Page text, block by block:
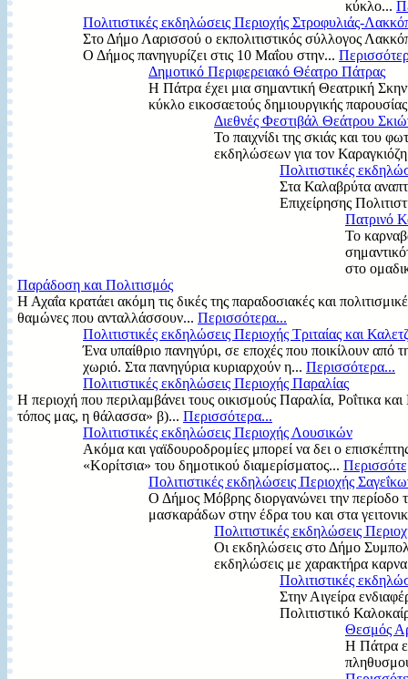
κύκλο...
Πολιτιστικές εκδηλώσεις Περιοχής Στροφυλιάς-
Στο Δήμο Λαρισσού ο εκπολιτιστικός σύλλογος
Ο Δήμος πανηγυρίζει στις 10 Μαΐου στην...
Δημοτικό Περιφερειακό Θέατρο Πάτρας
Η Πάτρα έχει μια σημαντική Θεατρική
κύκλο εικοσαετούς δημιουργικής
Διεθνές Φεστιβάλ Θεάτρου
Το παιχνίδι της σκιάς και του
εκδηλώσεων για τον
Πολιτιστικές
Στα Καλαβρύτα
Επιχείρησης
Πατρινό
Το
στο
Παράδοση και Πολιτισμός
Η Αχαΐα κρατάει ακόμη τις δικές της παραδοσιακές και
θαμώνες που ανταλλάσσουν... Περισσότερα...
Πολιτιστικές εκδηλώσεις Περιοχής Τριταίας και
Ένα υπαίθριο πανηγύρι, σε εποχές που ποικίλουν από
χωριό. Στα πανηγύρια κυριαρχούν η... Περισσότερα...
Πολιτιστικές εκδηλώσεις Περιοχής Παραλίας
Η περιοχή που περιλαμβάνει τους οικισμούς Παραλία, Ροΐτικα και
τόπος μας, η θάλασσα» β)... Περισσότερα...
Πολιτιστικές εκδηλώσεις Περιοχής Λουσικών
Ακόμα και γαϊδουροδρομίες μπορεί να δει ο
«Κορίτσια» του δημοτικού διαμερίσματος...
Πολιτιστικές εκδηλώσεις Περιοχής
Ο Δήμος Μόβρης διοργανώνει την περίοδο
μασκαράδων στην έδρα του και στα
Πολιτιστικές εκδηλώσεις
Οι εκδηλώσεις στο Δήμο
εκδηλώσεις με χαρακτήρα
Πολιτιστικές
Στην Αιγείρα
Πολιτιστικό
Θεσμός
Η Πάτρα